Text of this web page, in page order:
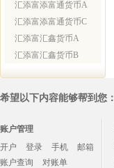
汇添富添富通货币A
汇添富添富通货币C
汇添富汇鑫货币A
汇添富汇鑫货币B
希望以下内容能够帮到您：
账户管理
开户
登录 手机
邮箱
账户查询
对账单